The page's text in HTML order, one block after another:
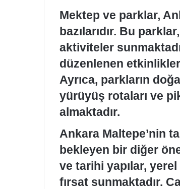
Mektep ve parklar,
bazılarıdır. Bu
aktiviteler
düzenlenen
Ayrıca, parkların
yürüyüş rotaları ve
almaktadır.
Ankara Maltepe’nin
bekleyen bir diğer
ve tarihi yapılar,
fırsat sunmaktadır.